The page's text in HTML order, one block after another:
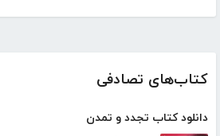
کتاب‌های تصادفی
دانلود کتاب تجدد و تمدن